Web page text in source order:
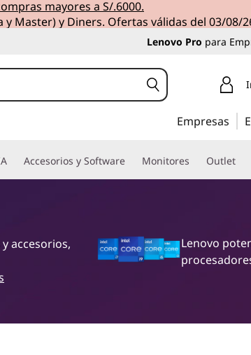
mayores a S/.6000.
Master) y Diners. Ofertas válidas del 03/08/
Lenovo Pro para
Empresas
Accesorios y Software Monitores Outlet
accesorios,
Lenovo